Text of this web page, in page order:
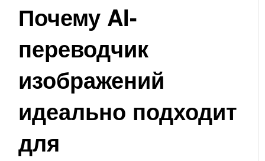
Почему AI-
переводчик
изображений
идеально подходит
для